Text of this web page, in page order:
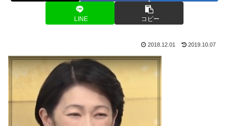
LINE コピー
2018.12.01 2019.10.07